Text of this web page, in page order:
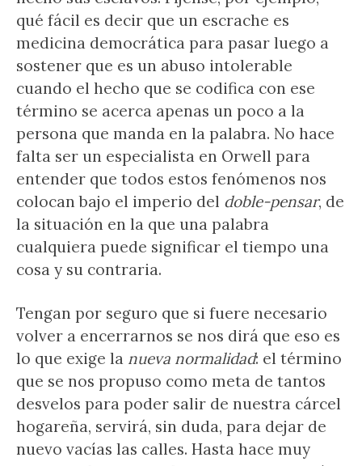
qué fácil es decir que un escrache es
medicina democrática para pasar luego a
sostener que es un abuso intolerable
cuando el hecho que se codifica con ese
término se acerca apenas un poco a la
persona que manda en la palabra. No hace
falta ser un especialista en Orwell para
entender que todos estos fenómenos nos
colocan bajo el imperio del doble-pensar, de
la situación en la que una palabra
cualquiera puede significar el tiempo una
cosa y su contraria.
Tengan por seguro que si fuere necesario
volver a encerrarnos se nos dirá que eso es
lo que exige la nueva normalidad: el término
que se nos propuso como meta de tantos
desvelos para poder salir de nuestra cárcel
hogareña, servirá, sin duda, para dejar de
nuevo vacías las calles. Hasta hace muy